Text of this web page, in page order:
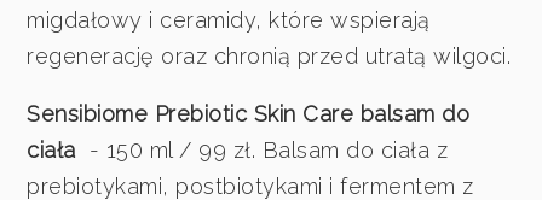
migdałowy i ceramidy, które wspierają
regenerację oraz chronią przed utratą wilgoci.
Sensibiome Prebiotic Skin Care balsam do
ciała - 150 ml / 99 zł. Balsam do ciała z
prebiotykami, postbiotykami i fermentem z